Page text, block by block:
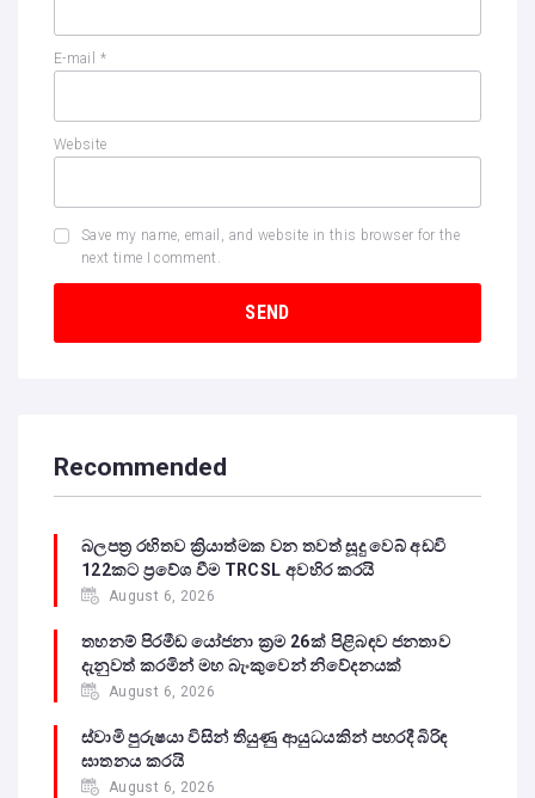
E-mail *
Website
Save my name, email, and website in this browser for the
next time I comment.
Recommended
බලපත්‍ර රහිතව ක්‍රියාත්මක වන තවත් සූදු වෙබ් අඩවි
122කට ප්‍රවේශ වීම TRCSL අවහිර කරයි
August 6, 2026
තහනම් පිරමීඩ යෝජනා ක්‍රම 26ක් පිළිබඳව ජනතාව
දැනුවත් කරමින් මහ බැංකුවෙන් නිවේදනයක්
August 6, 2026
ස්වාමි පුරුෂයා විසින් තියුණු ආයුධයකින් පහරදී බිරිඳ
ඝාතනය කරයි
August 6, 2026